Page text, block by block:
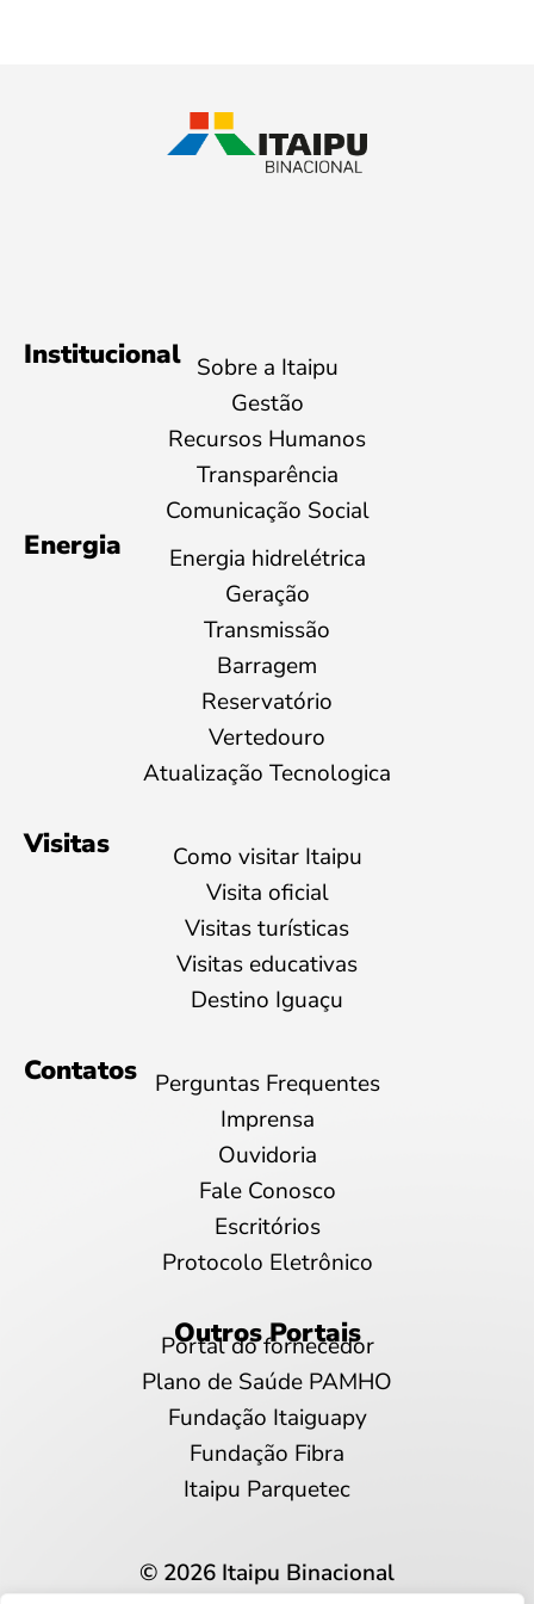
Institucional Sobre a Itaipu
Gestão
Recursos Humanos
Transparência
Comunicação Social
Energia
Energia hidrelétrica
Geração
Transmissão
Barragem
Reservatório
Vertedouro
Atualização Tecnologica
Visitas
Como visitar Itaipu
Visita oficial
Visitas turísticas
Visitas educativas
Destino Iguaçu
Contatos
Perguntas Frequentes
Imprensa
Ouvidoria
Fale Conosco
Escritórios
Protocolo Eletrônico
Outros Portais
Portal do fornecedor
Plano de Saúde PAMHO
Fundação Itaiguapy
Fundação Fibra
Itaipu Parquetec
© 2026 Itaipu Binacional